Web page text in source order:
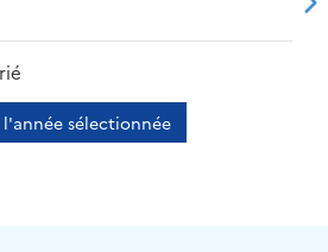
l'année sélectionnée